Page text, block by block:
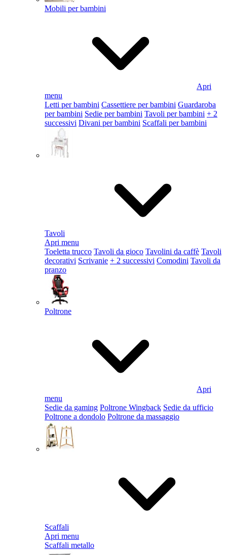
Mobili per bambini
Apri
menu
Letti per bambini Cassettiere per bambini Guardaroba
per bambini Sedie per bambini Tavoli per bambini + 2
successivi Divani per bambini Scaffali per bambini
Tavoli
Apri menu
Toeletta trucco Tavoli da gioco Tavolini da caffè Tavoli
decorativi Scrivanie + 2 successivi Comodini Tavoli da
pranzo
Poltrone
Apri
menu
Sedie da gaming Poltrone Wingback Sedie da ufficio
Poltrone a dondolo Poltrone da massaggio
Scaffali
Apri menu
Scaffali metallo